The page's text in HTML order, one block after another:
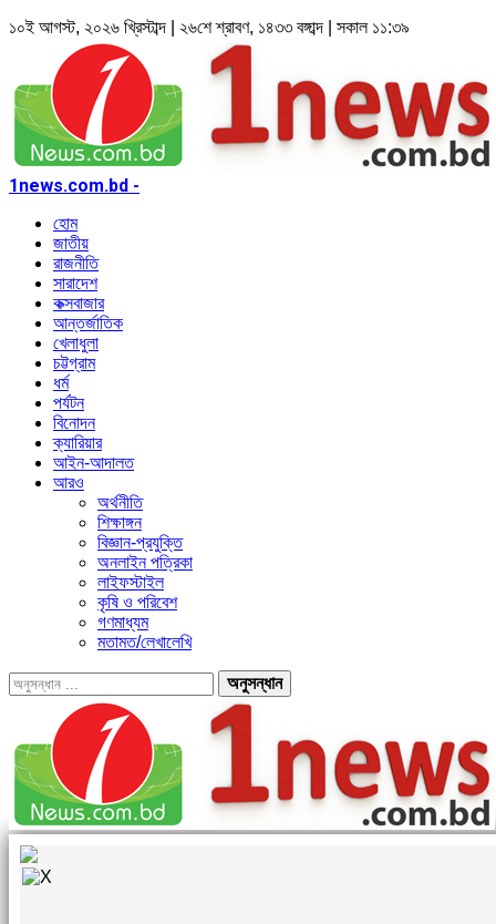
১০ই আগস্ট, ২০২৬ খ্রিস্টাব্দ | ২৬শে শ্রাবণ, ১৪৩৩ বঙ্গাব্দ | সকাল ১১:৩৯
1news.com.bd -
হোম
জাতীয়
রাজনীতি
সারাদেশ
কক্সবাজার
আন্তর্জাতিক
খেলাধুলা
চট্টগ্রাম
ধর্ম
পর্যটন
বিনোদন
ক্যারিয়ার
আইন-আদালত
আরও
অর্থনীতি
শিক্ষাঙ্গন
বিজ্ঞান-প্রযুক্তি
অনলাইন পত্রিকা
লাইফস্টাইল
কৃষি ও পরিবেশ
গণমাধ্যম
মতামত/লেখালেখি